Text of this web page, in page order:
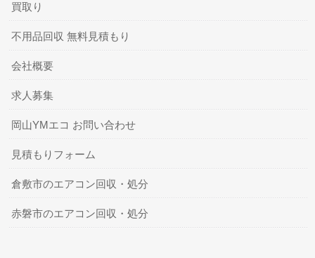
買取り
不用品回収 無料見積もり
会社概要
求人募集
岡山YMエコ お問い合わせ
見積もりフォーム
倉敷市のエアコン回収・処分
赤磐市のエアコン回収・処分